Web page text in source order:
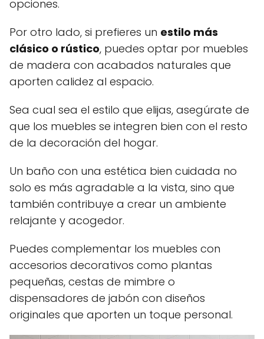
opciones.
Por otro lado, si prefieres un estilo más
clásico o rústico, puedes optar por muebles
de madera con acabados naturales que
aporten calidez al espacio.
Sea cual sea el estilo que elijas, asegúrate de
que los muebles se integren bien con el resto
de la decoración del hogar.
Un baño con una estética bien cuidada no
solo es más agradable a la vista, sino que
también contribuye a crear un ambiente
relajante y acogedor.
Puedes complementar los muebles con
accesorios decorativos como plantas
pequeñas, cestas de mimbre o
dispensadores de jabón con diseños
originales que aporten un toque personal.